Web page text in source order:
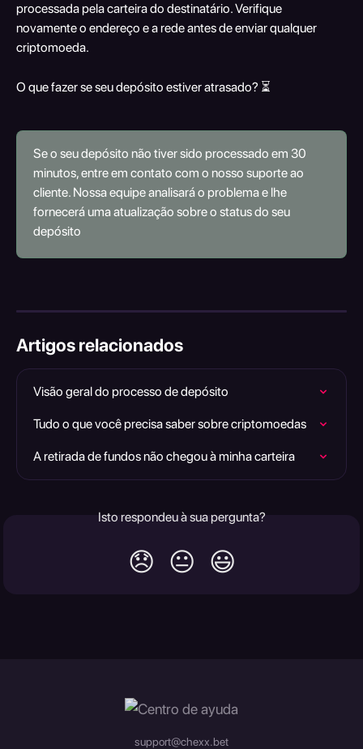
processada pela carteira do destinatário. Verifique
novamente o endereço e a rede antes de enviar qualquer
criptomoeda.
O que fazer se seu depósito estiver atrasado? ⏳
Se o seu depósito não tiver sido processado em 30
minutos, entre em contato com o nosso suporte ao
cliente. Nossa equipe analisará o problema e lhe
fornecerá uma atualização sobre o status do seu
depósito
Artigos relacionados
Visão geral do processo de depósito
Tudo o que você precisa saber sobre criptomoedas
A retirada de fundos não chegou à minha carteira
Isto respondeu à sua pergunta?
😞 😐 😃
support@chexx.bet